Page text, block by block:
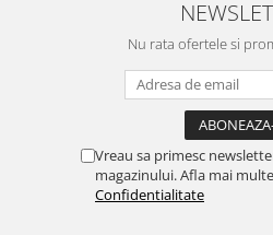
Nu rata ofertele si
Vreau sa primesc
magazinului. Afla mai
Confidentialitate